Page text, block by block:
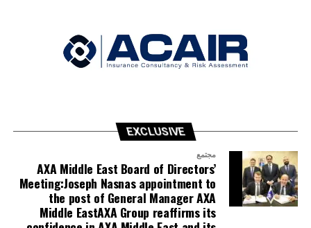
EXCLUSIVE
مجتمع
AXA Middle East Board of Directors’
Meeting:Joseph Nasnas appointment to
the post of General Manager AXA
Middle EastAXA Group reaffirms its